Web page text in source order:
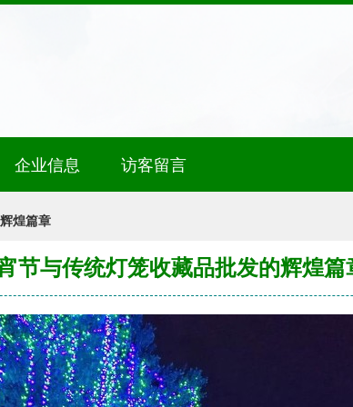
企业信息 访客留言
煌篇章
节与传统灯笼收藏品批发的辉煌篇